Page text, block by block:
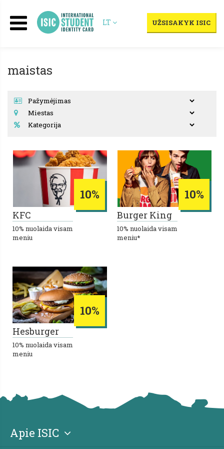
LT UŽSISAKYK ISIC
maistas
10%
KFC
10% nuolaida visam
meniu
10%
Burger King
10% nuolaida visam
meniu*
10%
Hesburger
10% nuolaida visam
meniu
Apie ISIC